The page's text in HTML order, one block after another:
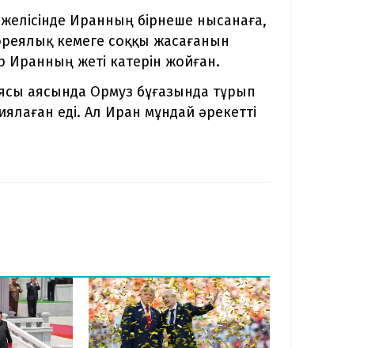
Иранның бірнеше нысанаға,
кемеге соққы жасағанын
жеті катерін жойған.
аясында Ормуз бұғазында тұрып
еді. Ал Иран мұндай әрекетті